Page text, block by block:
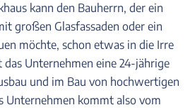
kann den Bauherrn, der ein
großen Glasfassaden oder ein
möchte, schon etwas in die Irre
das Unternehmen eine 24-jährige
und im Bau von hochwertigen
Unternehmen kommt also vom